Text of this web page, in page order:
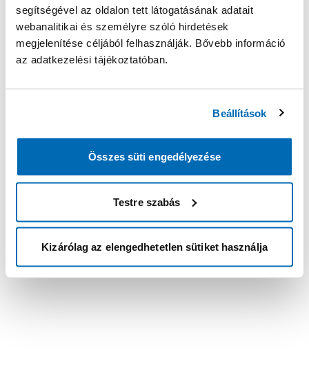
segítségével az oldalon tett látogatásának adatait
webanalitikai és személyre szóló hirdetések
megjelenítése céljából felhasználják. Bővebb információ
az adatkezelési tájékoztatóban.
Beállítások
Összes süti engedélyezése
Testre szabás
Kizárólag az elengedhetetlen sütiket használja